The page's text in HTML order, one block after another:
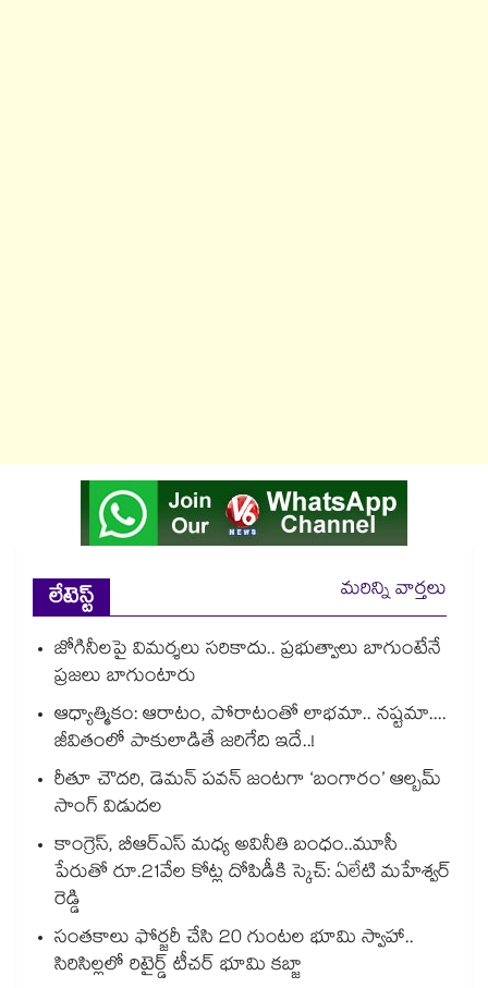
లేటెస్ట్
మరిన్ని వార్తలు
జోగినీలపై విమర్శలు సరికాదు.. ప్రభుత్వాలు బాగుంటేనే
ప్రజలు బాగుంటారు
ఆధ్యాత్మికం: ఆరాటం, పోరాటంతో లాభమా.. నష్టమా....
జీవితంలో పాకులాడితే జరిగేది ఇదే..!
రీతూ చౌదరి, డెమన్ పవన్ జంటగా ‘బంగారం’ ఆల్బమ్
సాంగ్ విడుదల
కాంగ్రెస్, బీఆర్ఎస్ మధ్య అవినీతి బంధం..మూసీ
పేరుతో రూ.21వేల కోట్ల దోపిడీకి స్కెచ్: ఏలేటి మహేశ్వర్
రెడ్డి
సంతకాలు ఫోర్జరీ చేసి 20 గుంటల భూమి స్వాహా..
సిరిసిల్లలో రిటైర్డ్ టీచర్ భూమి కబ్జా